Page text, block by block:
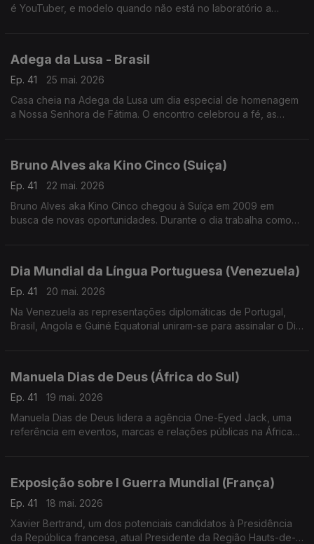
é YouTuber, e modelo quando não está no laboratório a
Adega da Lusa - Brasil
Ep. 41
25 mai. 2026
Casa cheia na Adega da Lusa um dia especial de homenagem
a Nossa Senhora de Fátima. O encontro celebrou a fé, as
Bruno Alves aka Kino Cinco (Suiça)
Ep. 41
22 mai. 2026
Bruno Alves aka Kino Cinco chegou à Suíça em 2009 em
busca de novas oportunidades. Durante o dia trabalha como
Dia Mundial da Língua Portuguesa (Venezuela)
Ep. 41
20 mai. 2026
Na Venezuela as representações diplomáticas de Portugal,
Brasil, Angola e Guiné Equatorial uniram-se para assinalar o Dia
Manuela Dias de Deus (África do Sul)
Ep. 41
19 mai. 2026
Manuela Dias de Deus lidera a agência One-Eyed Jack, uma
referência em eventos, marcas e relações públicas na África
Exposição sobre I Guerra Mundial (França)
Ep. 41
18 mai. 2026
Xavier Bertrand, um dos potenciais candidatos à Presidência
da República francesa, atual Presidente da Região Hauts-de-